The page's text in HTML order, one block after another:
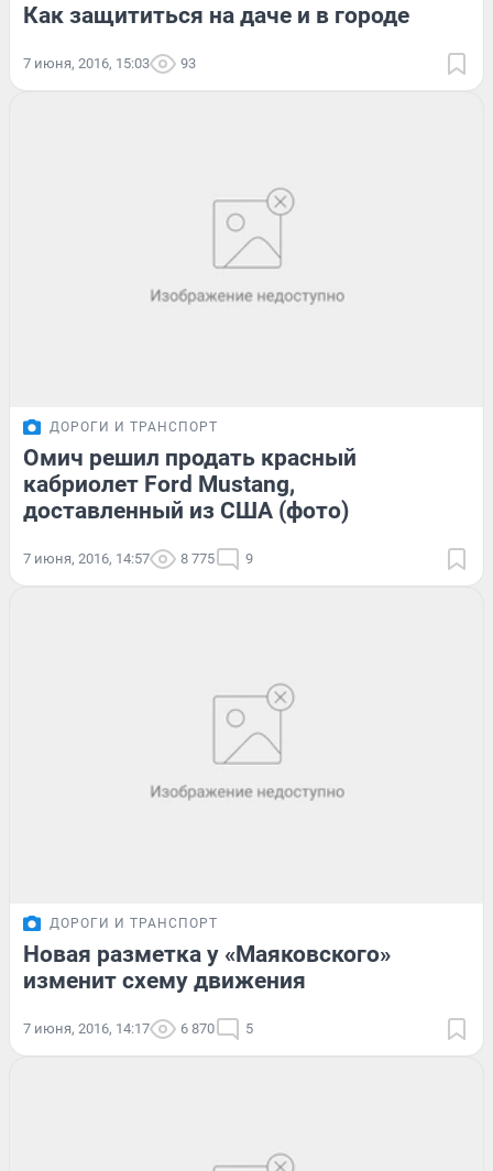
Как защититься на даче и в городе
7 июня, 2016, 15:03 93
ДОРОГИ И ТРАНСПОРТ
Омич решил продать красный
кабриолет Ford Mustang,
доставленный из США (фото)
7 июня, 2016, 14:57 8 775 9
ДОРОГИ И ТРАНСПОРТ
Новая разметка у «Маяковского»
изменит схему движения
7 июня, 2016, 14:17 6 870 5